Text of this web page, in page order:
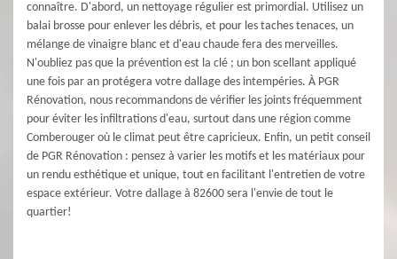
connaître. D'abord, un nettoyage régulier est primordial. Utilisez un
balai brosse pour enlever les débris, et pour les taches tenaces, un
mélange de vinaigre blanc et d'eau chaude fera des merveilles.
N'oubliez pas que la prévention est la clé ; un bon scellant appliqué
une fois par an protégera votre dallage des intempéries. À PGR
Rénovation, nous recommandons de vérifier les joints fréquemment
pour éviter les infiltrations d'eau, surtout dans une région comme
Comberouger où le climat peut être capricieux. Enfin, un petit conseil
de PGR Rénovation : pensez à varier les motifs et les matériaux pour
un rendu esthétique et unique, tout en facilitant l'entretien de votre
espace extérieur. Votre dallage à 82600 sera l'envie de tout le
quartier!